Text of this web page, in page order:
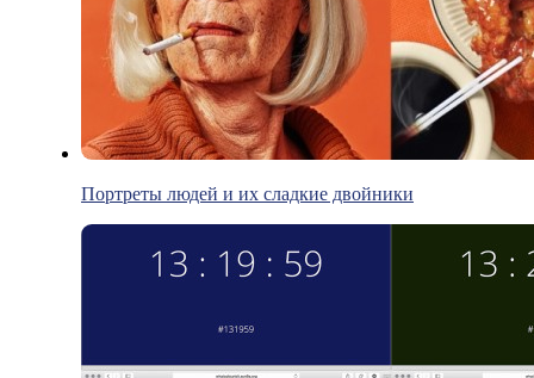
Портреты людей и их сладкие двойники